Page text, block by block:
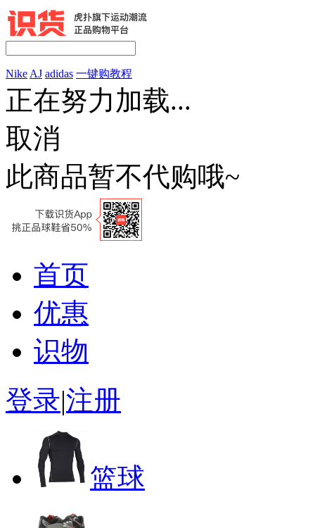
Nike AJ adidas 一键购教程
正在努力加载...
取消
此商品暂不代购哦~
首页
优惠
识物
登录|注册
篮球